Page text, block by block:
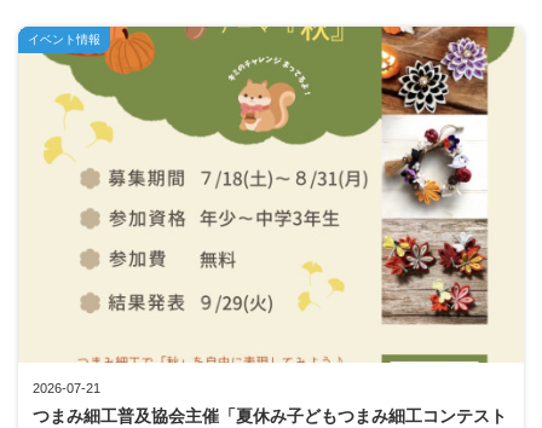
2026-07-21
つまみ細工普及協会主催「夏休み子どもつまみ細工コンテスト
イベント情報